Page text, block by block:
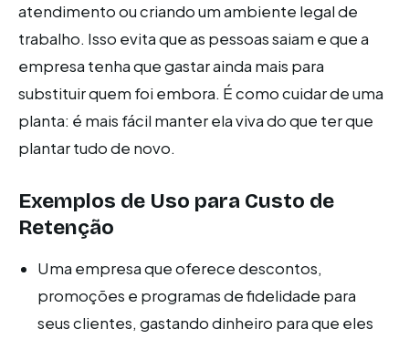
atendimento ou criando um ambiente legal de
trabalho. Isso evita que as pessoas saiam e que a
empresa tenha que gastar ainda mais para
substituir quem foi embora. É como cuidar de uma
planta: é mais fácil manter ela viva do que ter que
plantar tudo de novo.
Exemplos de Uso para Custo de
Retenção
Uma empresa que oferece descontos,
promoções e programas de fidelidade para
seus clientes, gastando dinheiro para que eles